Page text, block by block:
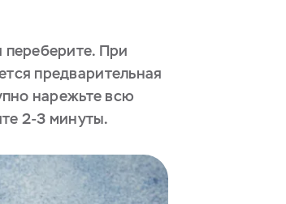
переберите. При
предварительная
нарежьте всю
2-3 минуты.